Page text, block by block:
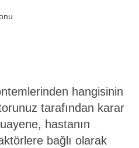
hangisinin
tarafından karar
hastanın
bağlı olarak